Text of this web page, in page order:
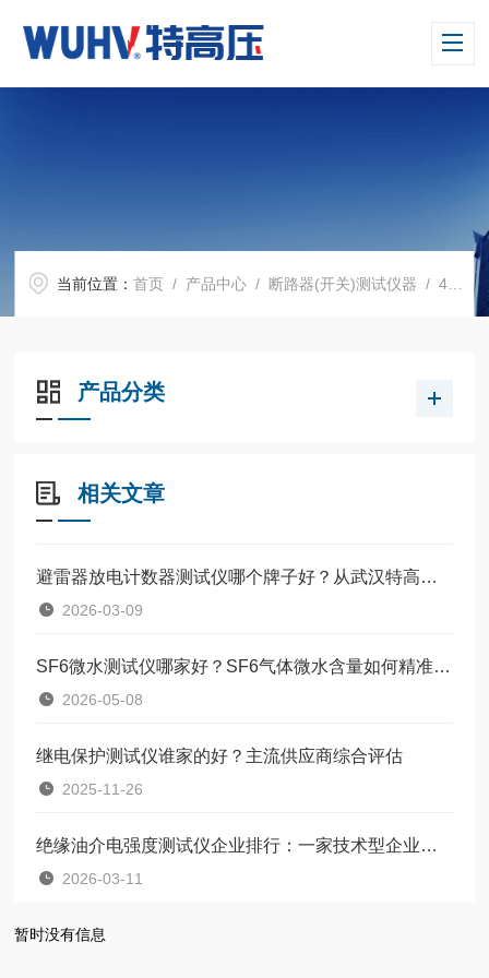
当前位置：首页 / 产品中心 / 断路器(开关)测试仪器 /406高压开关动特性测试仪
产品分类
相关文章
避雷器放电计数器测试仪哪个牌子好？从武汉特高压的产品实践看设备选型
2026-03-09
SF6微水测试仪哪家好？SF6气体微水含量如何精准把控？
2026-05-08
继电保护测试仪谁家的好？主流供应商综合评估
2025-11-26
绝缘油介电强度测试仪企业排行：一家技术型企业如何赢得市场口碑
2026-03-11
暂时没有信息